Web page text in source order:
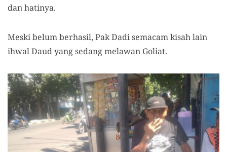
dan hatinya.
Meski belum berhasil, Pak Dadi semacam kisah lain
ihwal Daud yang sedang melawan Goliat.